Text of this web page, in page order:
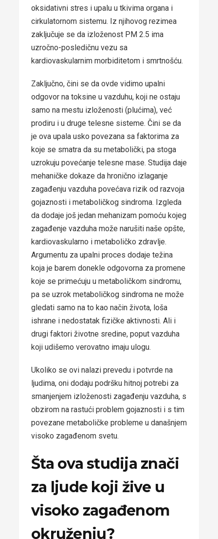
oksidativni stres i upalu u tkivima organa i
cirkulatornom sistemu. Iz njihovog rezimea
zaključuje se da izloženost PM 2.5 ima
uzročno-posledičnu vezu sa
kardiovaskularnim morbiditetom i smrtnošću.
Zaključno, čini se da ovde vidimo upalni
odgovor na toksine u vazduhu, koji ne ostaju
samo na mestu izloženosti (plućima), već
prodiru i u druge telesne sisteme. Čini se da
je ova upala usko povezana sa faktorima za
koje se smatra da su metabolički, pa stoga
uzrokuju povećanje telesne mase. Studija daje
mehaničke dokaze da hronično izlaganje
zagađenju vazduha povećava rizik od razvoja
gojaznosti i metaboličkog sindroma. Izgleda
da dodaje još jedan mehanizam pomoću kojeg
zagađenje vazduha može narušiti naše opšte,
kardiovaskularno i metaboličko zdravlje.
Argumentu za upalni proces dodaje težina
koja je barem donekle odgovorna za promene
koje se primećuju u metaboličkom sindromu,
pa se uzrok metaboličkog sindroma ne može
gledati samo na to kao način života, loša
ishrane i nedostatak fizičke aktivnosti. Ali i
drugi faktori životne sredine, poput vazduha
koji udišemo verovatno imaju ulogu.
Ukoliko se ovi nalazi prevedu i potvrde na
ljudima, oni dodaju podršku hitnoj potrebi za
smanjenjem izloženosti zagađenju vazduha, s
obzirom na rastući problem gojaznosti i s tim
povezane metaboličke probleme u današnjem
visoko zagađenom svetu.
Šta ova studija znači
za ljude koji žive u
visoko zagađenom
okruženju?